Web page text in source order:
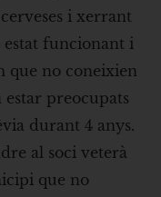
i xerrant
funcionant i
que no coneixien
estar preocupats
durant 4 anys.
al soci veterà
que no